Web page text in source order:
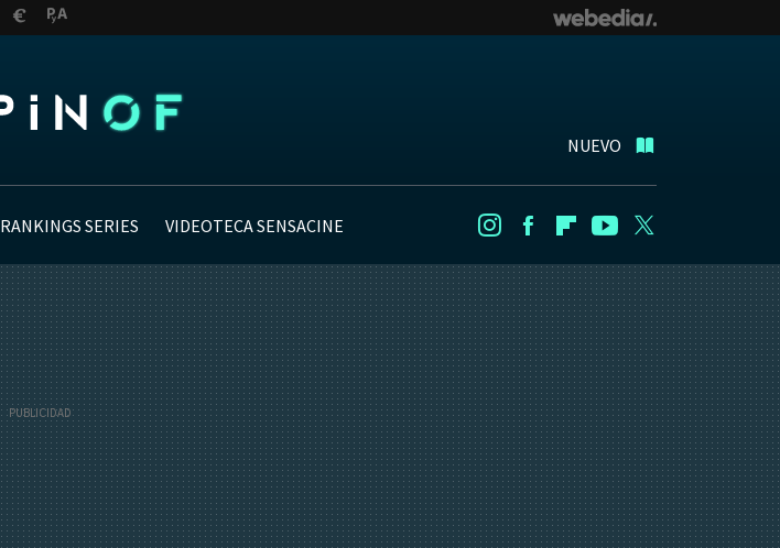
NUEVO
RANKINGS SERIES VIDEOTECA SENSACINE InstagramFacebookFlipboard
Youtube